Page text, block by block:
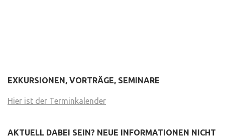
EXKURSIONEN, VORTRÄGE, SEMINARE
Hier ist der Terminkalender
AKTUELL DABEI SEIN? NEUE INFORMATIONEN NICHT